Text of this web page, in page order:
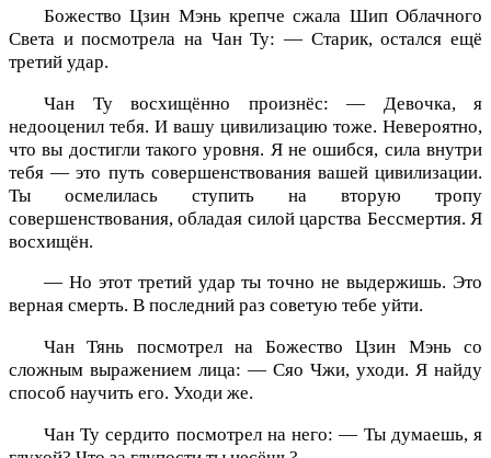
Божество Цзин Мэнь крепче сжала Шип Облачного
Света и посмотрела на Чан Ту: — Старик, остался ещё
третий удар.
Чан Ту восхищённо произнёс: — Девочка, я
недооценил тебя. И вашу цивилизацию тоже. Невероятно,
что вы достигли такого уровня. Я не ошибся, сила внутри
тебя — это путь совершенствования вашей цивилизации.
Ты осмелилась ступить на вторую тропу
совершенствования, обладая силой царства Бессмертия. Я
восхищён.
— Но этот третий удар ты точно не выдержишь. Это
верная смерть. В последний раз советую тебе уйти.
Чан Тянь посмотрел на Божество Цзин Мэнь со
сложным выражением лица: — Сяо Чжи, уходи. Я найду
способ научить его. Уходи же.
Чан Ту сердито посмотрел на него: — Ты думаешь, я